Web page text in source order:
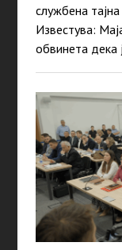
службена
Известува:
обвинета дека